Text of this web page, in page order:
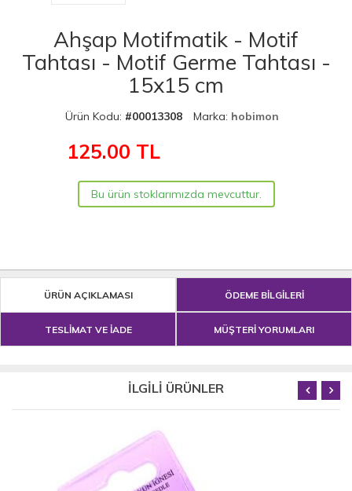
Ahşap Motifmatik - Motif
Tahtası - Motif Germe Tahtası -
15x15 cm
Ürün Kodu: #00013308 Marka: hobimon
125.00 TL
Bu ürün stoklarımızda mevcuttur.
ÜRÜN AÇIKLAMASI ÖDEME BİLGİLERİ
TESLİMAT VE İADE MÜŞTERİ YORUMLARI
İLGİLİ ÜRÜNLER